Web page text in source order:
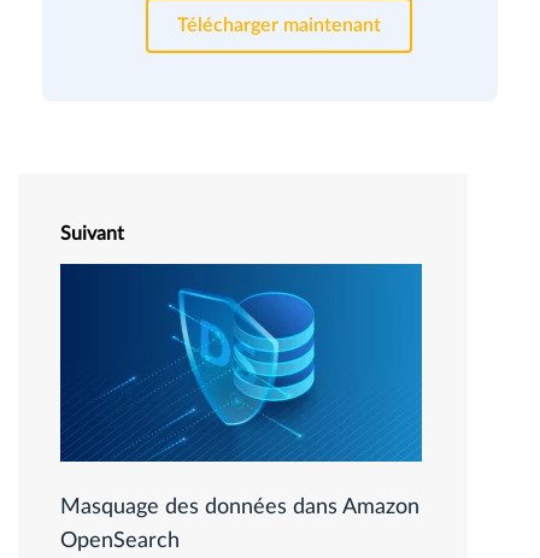
Télécharger maintenant
Suivant
Masquage des données dans Amazon
OpenSearch